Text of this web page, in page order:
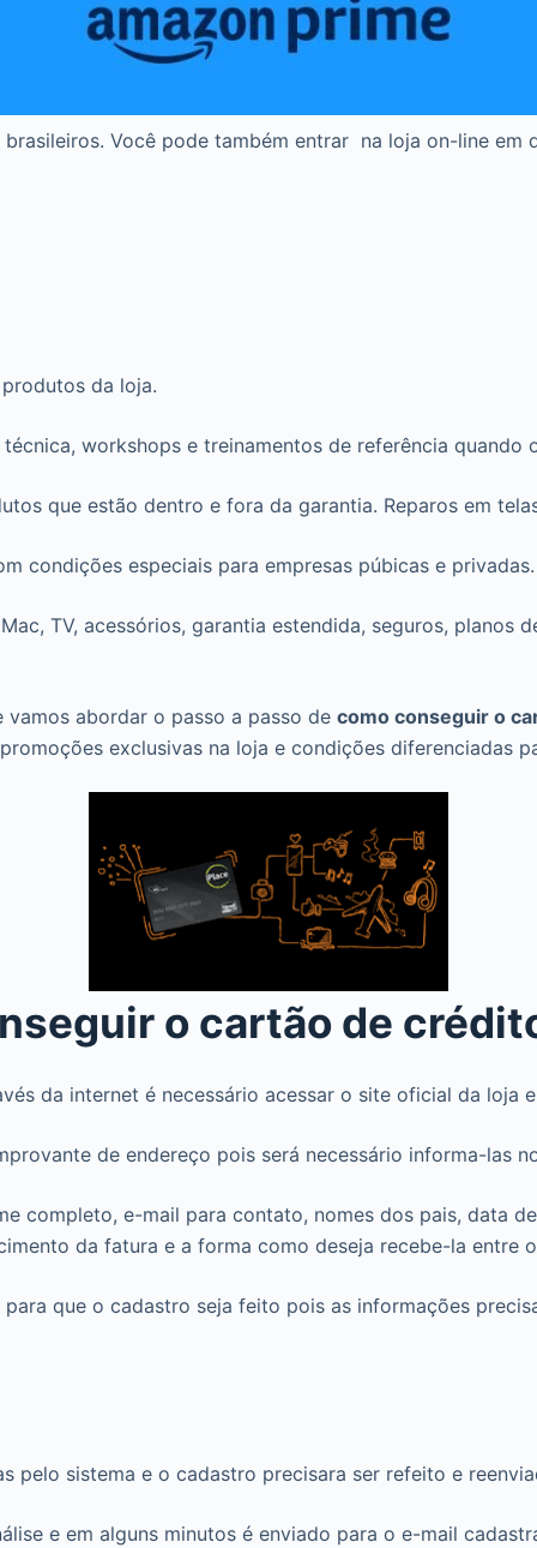
Você pode também entrar na loja on-line em
da loja.
workshops e treinamentos de referência quando
que estão dentro e fora da garantia. Reparos em
condições especiais para empresas púbicas e privadas.
TV, acessórios, garantia estendida, seguros, planos
abordar o passo a passo de como conseguir o
exclusivas na loja e condições diferenciadas
o cartão de
da internet é necessário acessar o site oficial da loja
de endereço pois será necessário informa-las
completo, e-mail para contato, nomes dos pais, data
da fatura e a forma como deseja recebe-la entre
que o cadastro seja feito pois as informações
pelo sistema e o cadastro precisara ser refeito e
e em alguns minutos é enviado para o e-mail